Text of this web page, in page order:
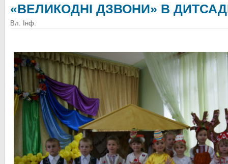
«ВЕЛИКОДНІ ДЗВОНИ» В
Вл. Інф.